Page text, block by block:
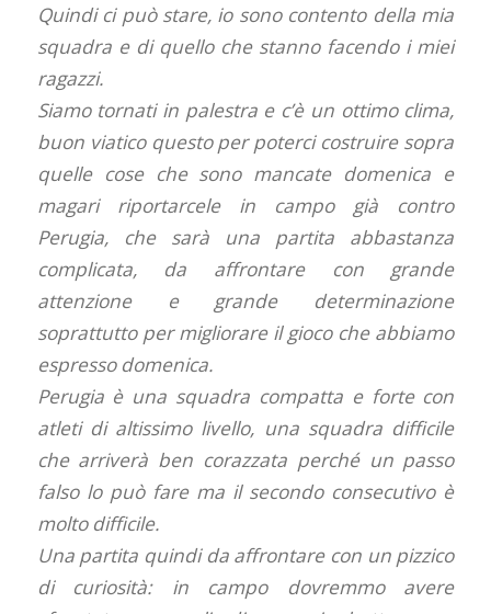
Quindi ci può stare, io sono contento della mia
squadra e di quello che stanno facendo i miei
ragazzi.
Siamo tornati in palestra e c’è un ottimo clima,
buon viatico questo per poterci costruire sopra
quelle cose che sono mancate domenica e
magari riportarcele in campo già contro
Perugia, che sarà una partita abbastanza
complicata, da affrontare con grande
attenzione e grande determinazione
soprattutto per migliorare il gioco che abbiamo
espresso domenica.
Perugia è una squadra compatta e forte con
atleti di altissimo livello, una squadra difficile
che arriverà ben corazzata perché un passo
falso lo può fare ma il secondo consecutivo è
molto difficile.
Una partita quindi da affrontare con un pizzico
di curiosità: in campo dovremmo avere